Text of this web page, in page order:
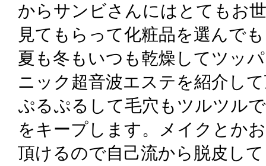
からサンビさんにはとてもお
見てもらって化粧品を選んで
夏も冬もいつも乾燥してツッ
ニック超音波エステを紹介し
ぷるぷるして毛穴もツルツル
をキープします。メイクとか
頂けるので自己流から脱皮